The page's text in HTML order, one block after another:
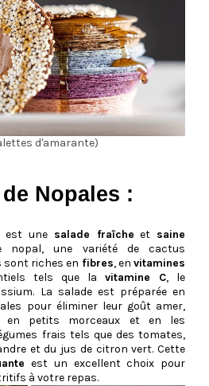
d'amarante)
Nopales :
est une salade fraîche et saine
nopal, une variété de cactus
sont riches en fibres, en vitamines
tels que la vitamine C, le
La salade est préparée en
pour éliminer leur goût amer,
en petits morceaux et en les
frais tels que des tomates,
et du jus de citron vert. Cette
est un excellent choix pour
à votre repas.